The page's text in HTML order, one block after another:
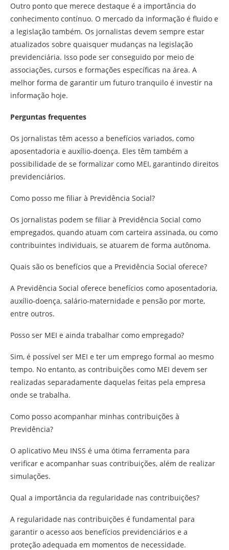
Outro ponto que merece destaque é a importância do
conhecimento contínuo. O mercado da informação é fluido e
a legislação também. Os jornalistas devem sempre estar
atualizados sobre quaisquer mudanças na legislação
previdenciária. Isso pode ser conseguido por meio de
associações, cursos e formações específicas na área. A
melhor forma de garantir um futuro tranquilo é investir na
informação hoje.
Perguntas frequentes
Os jornalistas têm acesso a benefícios variados, como
aposentadoria e auxílio-doença. Eles têm também a
possibilidade de se formalizar como MEI, garantindo direitos
previdenciários.
Como posso me filiar à Previdência Social?
Os jornalistas podem se filiar à Previdência Social como
empregados, quando atuam com carteira assinada, ou como
contribuintes individuais, se atuarem de forma autônoma.
Quais são os benefícios que a Previdência Social oferece?
A Previdência Social oferece benefícios como aposentadoria,
auxílio-doença, salário-maternidade e pensão por morte,
entre outros.
Posso ser MEI e ainda trabalhar como empregado?
Sim, é possível ser MEI e ter um emprego formal ao mesmo
tempo. No entanto, as contribuições como MEI devem ser
realizadas separadamente daquelas feitas pela empresa
onde se trabalha.
Como posso acompanhar minhas contribuições à
Previdência?
O aplicativo Meu INSS é uma ótima ferramenta para
verificar e acompanhar suas contribuições, além de realizar
simulações.
Qual a importância da regularidade nas contribuições?
A regularidade nas contribuições é fundamental para
garantir o acesso aos benefícios previdenciários e a
proteção adequada em momentos de necessidade.